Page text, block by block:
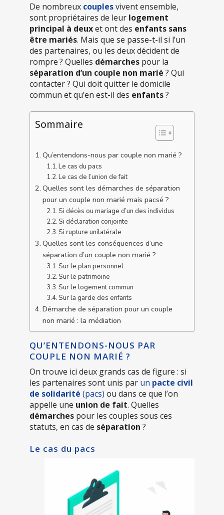
De nombreux couplesvivent ensemble,
sont propriétaires de leur logement
principal à deuxet ont des enfants sans
être mariés. Mais que se passe-t-il si l’un
des partenaires, ou les deux décident de
rompre ? Quelles démarches pour la
séparation d’un couple non marié ? Qui
contacter ? Qui doit quitter le domicile
commun et qu’en est-il des enfants?
Sommaire
Qu’entendons-nous par couple non marié ?
Le cas du pacs
Le cas de l’union de fait
Quelles sont les démarches de séparation
pour un couple non marié mais pacsé ?
Si décès ou mariage d’un des individus
Si déclaration conjointe
Si rupture unilatérale
Quelles sont les conséquences d’une
séparation d’un couple non marié ?
Sur le plan personnel
Sur le patrimoine
Sur le logement commun
Sur la garde des enfants
Démarche de séparation pour un couple
non marié : la médiation
QU’ENTENDONS-NOUS PAR
COUPLE NON MARIÉ ?
On trouve ici deux grands cas de figure : si
les partenaires sont unis par un pacte civil
de solidarité (pacs) ou dans ce que l’on
appelle une union de fait. Quelles
démarches pour les couples sous ces
statuts, en cas de séparation ?
Le cas du pacs